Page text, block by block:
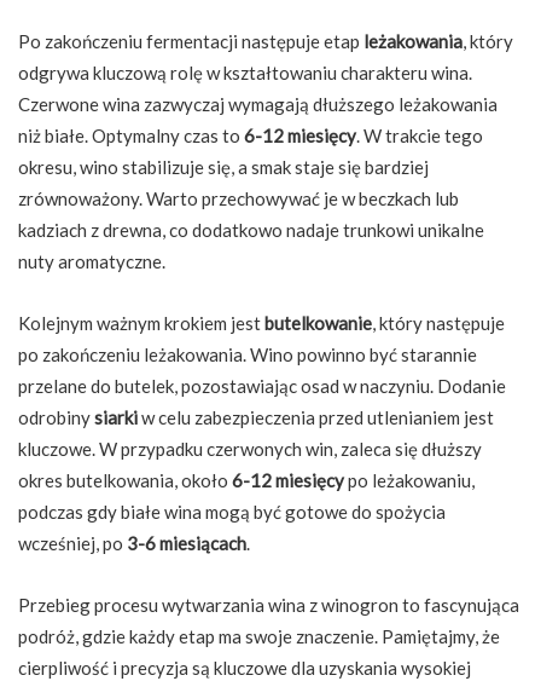
Po zakończeniu fermentacji następuje etap leżakowania, który
odgrywa kluczową rolę w kształtowaniu charakteru wina.
Czerwone wina zazwyczaj wymagają dłuższego leżakowania
niż białe. Optymalny czas to 6-12 miesięcy. W trakcie tego
okresu, wino stabilizuje się, a smak staje się bardziej
zrównoważony. Warto przechowywać je w beczkach lub
kadziach z drewna, co dodatkowo nadaje trunkowi unikalne
nuty aromatyczne.
Kolejnym ważnym krokiem jest butelkowanie, który następuje
po zakończeniu leżakowania. Wino powinno być starannie
przelane do butelek, pozostawiając osad w naczyniu. Dodanie
odrobinysiarkiw celu zabezpieczenia przed utlenianiem jest
kluczowe. W przypadku czerwonych win, zaleca się dłuższy
okres butelkowania, około 6-12 miesięcypo leżakowaniu,
podczas gdy białe wina mogą być gotowe do spożycia
wcześniej, po 3-6 miesiącach.
Przebieg procesu wytwarzania wina z winogron to fascynująca
podróż, gdzie każdy etap ma swoje znaczenie. Pamiętajmy, że
cierpliwość i precyzja są kluczowe dla uzyskania wysokiej